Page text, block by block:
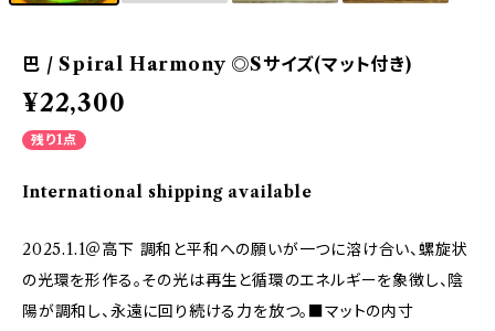
巴 / Spiral Harmony ◎Sサイズ(マット付き)
¥22,300
残り1点
International shipping available
2025.1.1＠高下 調和と平和への願いが一つに溶け合い、螺旋状
の光環を形作る。その光は再生と循環のエネルギーを象徴し、陰
陽が調和し、永遠に回り続ける力を放つ。■マットの内寸